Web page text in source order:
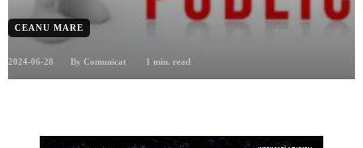
CEANU MARE
2024-06-28 By Comunicat 1 min. read